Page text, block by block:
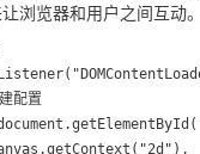
浏览器和用户之间互动。
配置